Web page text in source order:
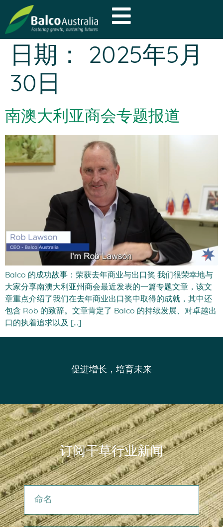
日期： 2025年5月
30日
南澳大利亚商会专题报道
Balco 的成功故事：荣获去年商业与出口奖 我们很荣幸地与
大家分享南澳大利亚州商会最近发表的一篇专题文章，该文
章重点介绍了我们在去年商业出口奖中取得的成就，其中还
包含 Rob 的致辞。文章肯定了 Balco 的持续发展、对卓越出
口的执着追求以及 […]
促进增长，培育未来
订阅干草行业新闻
命名
电子邮件